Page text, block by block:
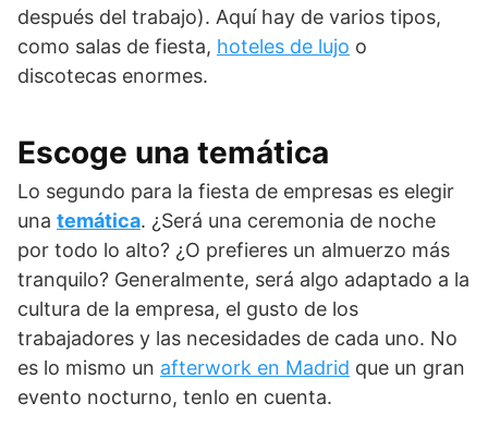
después del trabajo). Aquí hay de varios tipos,
como salas de fiesta, hoteles de lujo o
discotecas enormes.
Escoge una temática
Lo segundo para la fiesta de empresas es elegir
una temática. ¿Será una ceremonia de noche
por todo lo alto? ¿O prefieres un almuerzo más
tranquilo? Generalmente, será algo adaptado a la
cultura de la empresa, el gusto de los
trabajadores y las necesidades de cada uno. No
es lo mismo un afterwork en Madrid que un gran
evento nocturno, tenlo en cuenta.